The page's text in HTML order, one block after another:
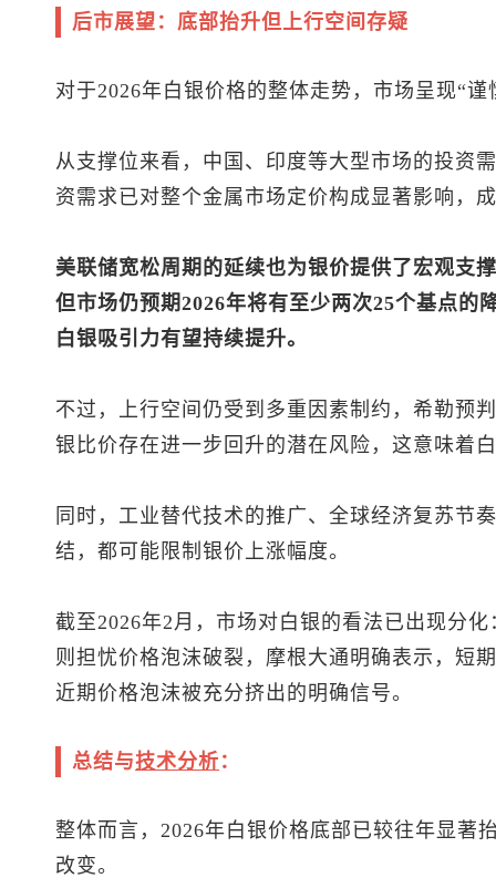
后市展望：底部抬升但上行空间存疑
对于2026年白银价格的整体走势，市场呈现“谨
从支撑位来看，中国、印度等大型市场的投资
资需求已对整个金属市场定价构成显著影响，
美联储宽松周期的延续也为银价提供了宏观支
但市场仍预期2026年将有至少两次25个基点的
白银吸引力有望持续提升。
不过，上行空间仍受到多重因素制约，希勒预
银比价存在进一步回升的潜在风险，这意味着
同时，工业替代技术的推广、全球经济复苏节
结，都可能限制银价上涨幅度。
截至2026年2月，市场对白银的看法已出现分
则担忧价格泡沫破裂，摩根大通明确表示，短
近期价格泡沫被充分挤出的明确信号。
总结与技术分析 ：
整体而言，2026年白银价格底部已较往年显著
改变。